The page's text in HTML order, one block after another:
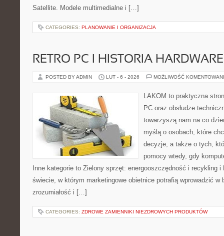
Satellite. Modele multimedialne i […]
CATEGORIES: PLANOWANIE I ORGANIZACJA
RETRO PC I HISTORIA
POSTED BY ADMIN LUT - 6 - 2026 MOŻLIWOŚĆ
LAKOM to praktyczna
PC oraz obsłudze
towarzyszą nam na co
myślą o osobach, które
decyzje, a także o tych,
pomocy wtedy, gdy
Inne kategorie to Zielony sprzęt: energooszczędność i recykling
świecie, w którym marketingowe obietnice potrafią wprowadzić w
zrozumiałość i […]
CATEGORIES: ZDROWE ZAMIENNIKI NIEZDROWYCH PRODUKTÓW